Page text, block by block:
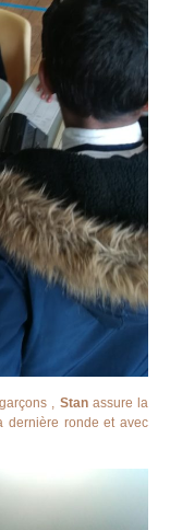
, Stanassure la
dernière ronde et avec